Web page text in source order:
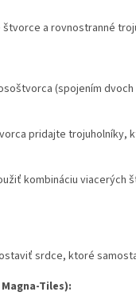
štvorce a rovnostranné
(spojením
pridajte trojuholníky,
kombináciu viacerých
srdce, ktoré
Tiles):